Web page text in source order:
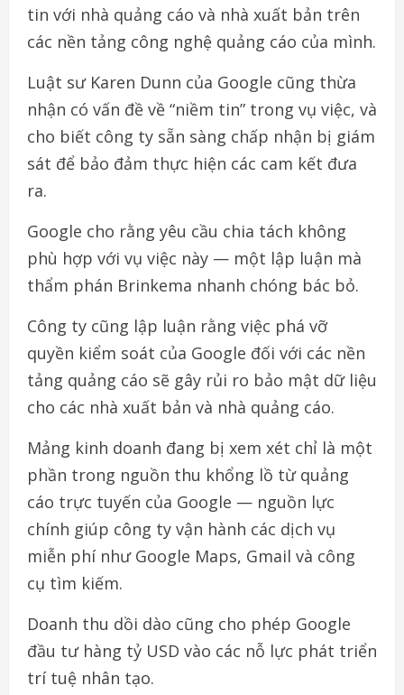
tin với nhà quảng cáo và nhà xuất bản trên
các nền tảng công nghệ quảng cáo của mình.
Luật sư Karen Dunn của Google cũng thừa
nhận có vấn đề về “niềm tin” trong vụ việc, và
cho biết công ty sẵn sàng chấp nhận bị giám
sát để bảo đảm thực hiện các cam kết đưa
ra.
Google cho rằng yêu cầu chia tách không
phù hợp với vụ việc này — một lập luận mà
thẩm phán Brinkema nhanh chóng bác bỏ.
Công ty cũng lập luận rằng việc phá vỡ
quyền kiểm soát của Google đối với các nền
tảng quảng cáo sẽ gây rủi ro bảo mật dữ liệu
cho các nhà xuất bản và nhà quảng cáo.
Mảng kinh doanh đang bị xem xét chỉ là một
phần trong nguồn thu khổng lồ từ quảng
cáo trực tuyến của Google — nguồn lực
chính giúp công ty vận hành các dịch vụ
miễn phí như Google Maps, Gmail và công
cụ tìm kiếm.
Doanh thu dồi dào cũng cho phép Google
đầu tư hàng tỷ USD vào các nỗ lực phát triển
trí tuệ nhân tạo.